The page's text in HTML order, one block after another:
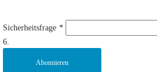
Sicherheitsfrage *
6.
Abonnieren